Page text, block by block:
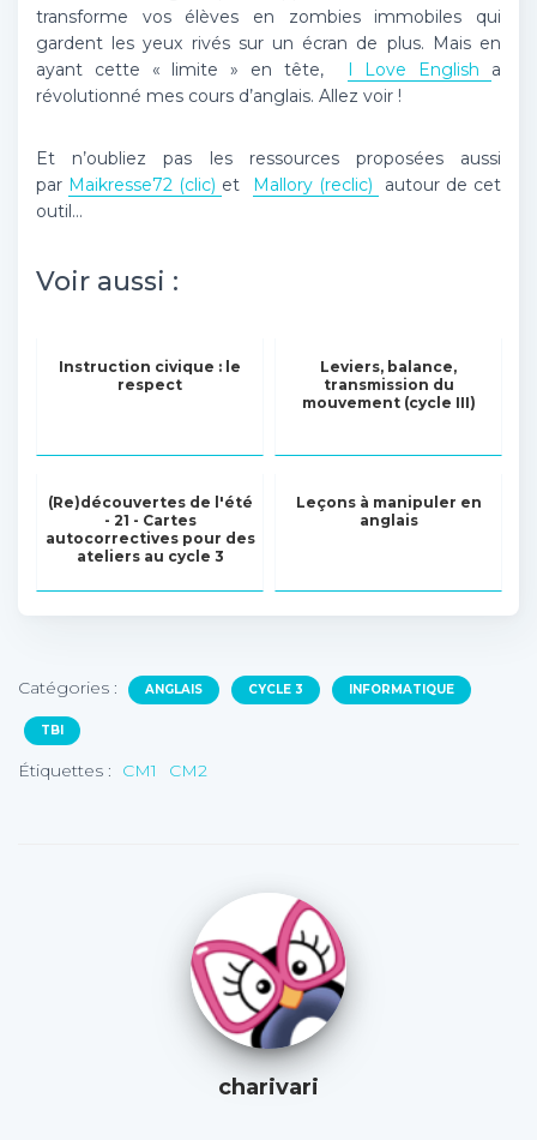
transforme vos élèves en zombies immobiles qui
gardent les yeux rivés sur un écran de plus. Mais en
ayant cette « limite » en tête, I Love English a
révolutionné mes cours d’anglais. Allez voir !
Et n’oubliez pas les ressources proposées aussi
par Maikresse72 (clic) et Mallory (reclic)
autour de cet
outil…
Voir aussi :
Instruction civique : le
respect
Leviers, balance,
transmission du
mouvement (cycle III)
(Re)découvertes de l'été
- 21 - Cartes
autocorrectives pour des
ateliers au cycle 3
Leçons à manipuler en
anglais
Catégories : ANGLAIS CYCLE 3 INFORMATIQUE
TBI
Étiquettes : CM1 CM2
charivari